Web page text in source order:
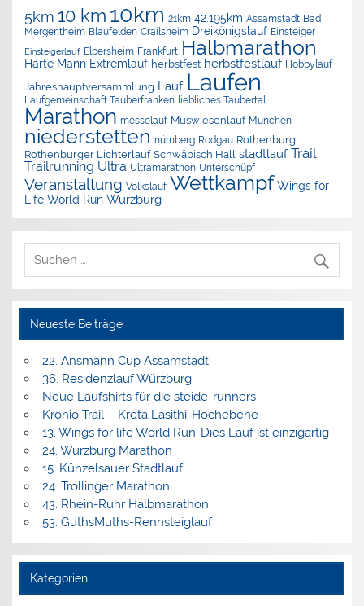
5km 10 km 10km 21km 42.195km Assamstadt Bad
Mergentheim Blaufelden Crailsheim Dreikönigslauf Einsteiger
Einsteigerlauf Elpersheim Frankfurt Halbmarathon
Harte Mann Extremlauf herbstfest herbstfestlauf Hobbylauf
Jahreshauptversammlung Lauf Laufen
Laufgemeinschaft Tauberfranken liebliches Taubertal
Marathon messelauf Muswiesenlauf München
niederstetten nürnberg Rodgau Rothenburg
Rothenburger Lichterlauf Schwäbisch Hall stadtlauf Trail
Trailrunning Ultra Ultramarathon Unterschüpf
Veranstaltung Volkslauf Wettkampf Wings for
Life World Run Würzburg
Neueste Beiträge
22. Ansmann Cup Assamstadt
36. Residenzlauf Würzburg
Neue Laufshirts für die steide-runners
Kronio Trail – Kreta Lasithi-Hochebene
13. Wings for life World Run-Dies Lauf ist einzigartig
24. Würzburg Marathon
15. Künzelsauer Stadtlauf
24. Trollinger Marathon
43. Rhein-Ruhr Halbmarathon
53. GuthsMuths-Rennsteiglauf
Kategorien